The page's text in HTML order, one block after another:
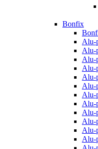
Bonfix
Alu-
Alu-
Alu-
Alu-
Alu-
Alu-
Alu-
Alu-
Alu-
Alu-
Alu-
Alu-